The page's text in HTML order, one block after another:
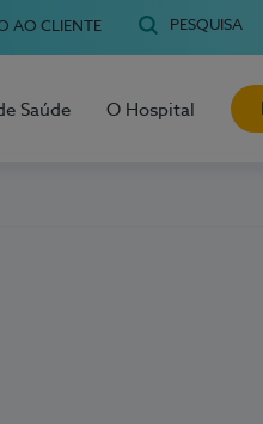
AO CLIENTE PESQUISA
Saúde O Hospital